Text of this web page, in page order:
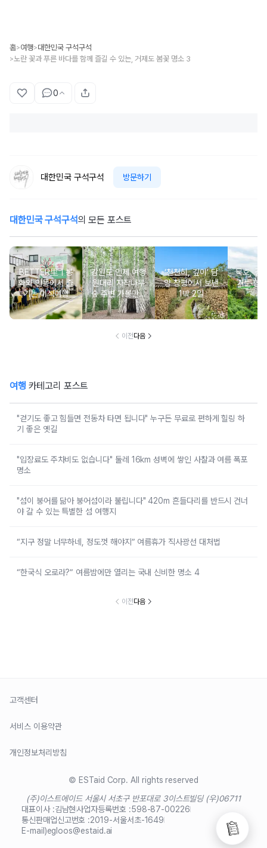
홈>여행>대한민국 구석구석
>노란 꽃과 푸른 바다를 함께 즐길 수 있는, 거제도 봄꽃 명소 3
0
대한민국 구석구석 방문하기
대한민국 구석구석의 모든 포스트
BETTER里ㅣ봉
화와 안동에서 즐
기는 미식여행
강원도 인제 여행
원대리 자작나무
숲 주변 가볼만한
곳 추천 :: 인제 자
작나무 숲, 자작나
인환문학관, 책방
‘천천히, 깊이’ 담
양 창평에서 보낸
1박 2일
묵호, 걸
기는 항
여
이전다음
여행 카테고리 포스트
"걷기도 좋고 힘들면 전동차 타면 됩니다" 누구든 무료로 편하게 힐링 하
기 좋은 옛길
"입장료도 주차비도 없습니다" 둘레 16km 성벽에 쌓인 사찰과 여름 폭포
명소
"섬이 붕어를 닮아 붕어섬이라 불립니다" 420m 흔들다리를 반드시 건너
야 갈 수 있는 특별한 섬 여행지
“지구 정말 너무하네, 정도껏 해야지” 여름휴가 직사광선 대처법
“한국식 오로라?” 여름밤에만 열리는 국내 신비한 명소 4
이전다음
고객센터
서비스 이용약관
개인정보처리방침
© ESTaid Corp. All rights reserved
(주)이스트에이드 서울시 서초구 반포대로 3이스트빌딩 (우)06711
대표이사 :김남현사업자등록번호 :598-87-00226
통신판매업신고번호 :2019-서울서초-1649
E-mail)egloos@estaid.ai